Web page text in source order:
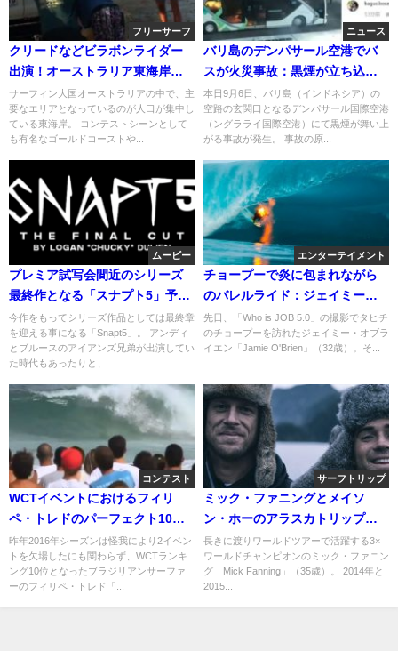
フリーサーフ
クリードなどビラボンライダー
出演！オーストラリア東海岸ロ
ードトリップ動画
サーフィン大国オーストラリアの中で、主
要なエリアとなっているのが人口が集中し
ている東海岸。 コンテストシーンとして
も有名なゴールドコーストや...
ニュース
バリ島のデンパサール空港でバ
スが火災事故：黒煙が立ち込め
る事態に
本日9月6日、バリ島（インドネシア）の
空路の玄関口となるデンパサール国際空港
（ングラライ国際空港）にて黒煙が舞い上
がる事故が発生。 事故の原...
ムービー
プレミア試写会間近のシリーズ
最終作となる「スナプト5」予告
編動画
今作をもってシリーズ作品としては最終章
を迎える事になる「Snapt5」。 アンディ
とブルースのアイアンズ兄弟が出演してい
た時代もあったりと、...
エンターテイメント
チョープーで炎に包まれながら
のバレルライド：ジェイミー・
オブライエン
先日、「Who is JOB 5.0」の撮影でタヒチ
のチョープーを訪れたジェイミー・オブラ
イエン「Jamie O'Brien」（32歳）。そ...
コンテスト
WCTイベントにおけるフィリ
ペ・トレドのパーフェクト10特
集
昨年2016年シーズンは怪我により2イベン
トを欠場したにも関わらず、WCTランキ
ング10位となったブラジリアンサーファ
ーのフィリペ・トレド「...
サーフトリップ
ミック・ファニングとメイソ
ン・ホーのアラスカトリップ＠
サーチシリーズ
長きに渡りワールドツアーで活躍する3×
ワールドチャンピオンのミック・ファニン
グ「Mick Fanning」（35歳）。 2014年と
2015...